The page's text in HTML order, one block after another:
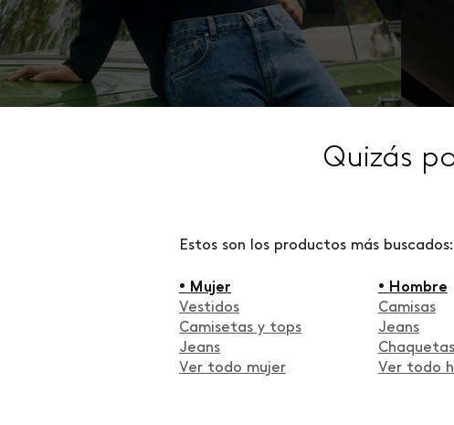
Quizás
Estos son los productos más buscados:
• Mujer
Vestidos
Camisetas y tops
Jeans
Ver todo mujer
• Hombre
Camisas
Jeans
Chaquetas
Ver todo